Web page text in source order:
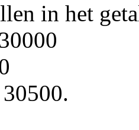
in het